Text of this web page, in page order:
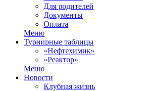
Для родителей
Документы
Оплата
Меню
Турнирные таблицы
«Нефтехимик»
«Реактор»
Меню
Новости
Клубная жизнь